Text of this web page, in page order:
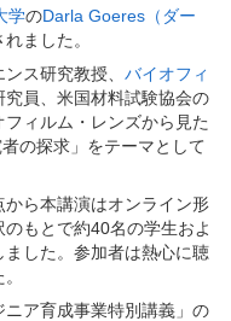
学のDarla Goeres（ダー
ました。
ス研究教授、 バイオフィ
究員、米国材料試験協会の
ィルム・レンズから見た
の探求」をテーマとして
ら本講演はオンライン形
もとで約40名の学生およ
した。参加者は熱心に聴
ア育成事業特別講義」の